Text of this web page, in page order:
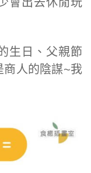
會出去休閒玩
生日、父親節
商人的陰謀~我